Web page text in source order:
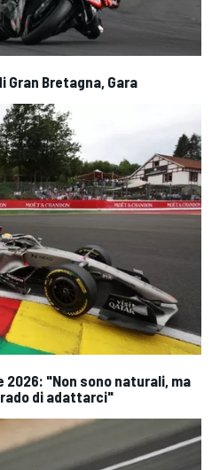
Gran Bretagna, Gara
"Non sono naturali, ma
di adattarci"